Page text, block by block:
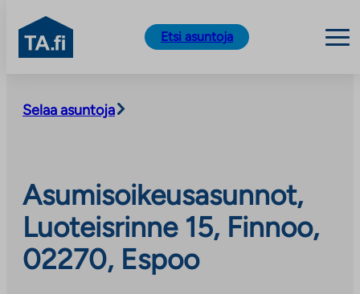
sisältöön
TA.fi
Etsi asuntoja
Selaa asuntoja
Asumisoikeusasunnot,
Luoteisrinne 15, Finnoo,
02270, Espoo